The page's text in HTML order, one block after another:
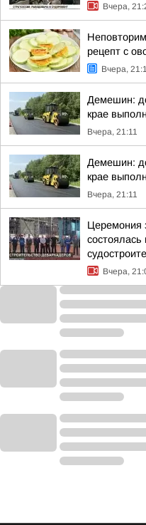
Вчера,
рецепт с
Вчера,
Демешин:
крае
Вчера, 21:11
Демешин:
крае
Вчера, 21:11
Церемония
состоялась
Вчера,